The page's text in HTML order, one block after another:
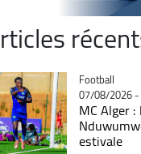
Catégorie
Football
07/08/2026 -
MC Alger
estivale